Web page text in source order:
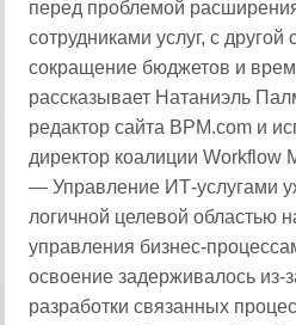
перед проблемой
сотрудниками услуг, с
сокращение бюджетов и
рассказывает Натаниэль
редактор сайта BPM.com и
директор коалиции Workflow
— Управление ИТ-услугами
логичной целевой областью
управления бизнес-
освоение задерживалось из-
разработки связанных